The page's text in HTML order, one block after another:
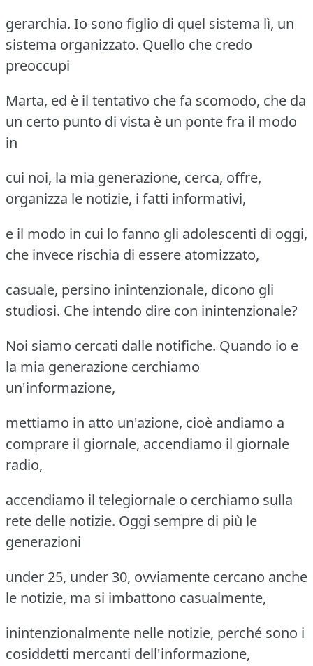
gerarchia. Io sono figlio di quel sistema lì, un
sistema organizzato. Quello che credo
preoccupi
Marta, ed è il tentativo che fa scomodo, che da
un certo punto di vista è un ponte fra il modo
in
cui noi, la mia generazione, cerca, offre,
organizza le notizie, i fatti informativi,
e il modo in cui lo fanno gli adolescenti di oggi,
che invece rischia di essere atomizzato,
casuale, persino inintenzionale, dicono gli
studiosi. Che intendo dire con inintenzionale?
Noi siamo cercati dalle notifiche. Quando io e
la mia generazione cerchiamo
un'informazione,
mettiamo in atto un'azione, cioè andiamo a
comprare il giornale, accendiamo il giornale
radio,
accendiamo il telegiornale o cerchiamo sulla
rete delle notizie. Oggi sempre di più le
generazioni
under 25, under 30, ovviamente cercano anche
le notizie, ma si imbattono casualmente,
inintenzionalmente nelle notizie, perché sono i
cosiddetti mercanti dell'informazione,